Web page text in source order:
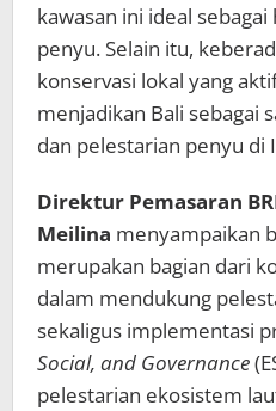
kawasan ini ideal
penyu. Selain itu,
konservasi lokal yang
menjadikan Bali sebagai
dan pelestarian penyu di
Direktur Pemasaran
Meilina menyampaikan
merupakan bagian dari
dalam mendukung
sekaligus implementasi
Social, and Governance
pelestarian ekosistem